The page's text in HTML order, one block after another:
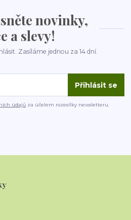
novinky,
a slevy!
Zasíláme jednou za 14 dní.
Přihlásit se
údajů za účelem rozesílky newsletteru.